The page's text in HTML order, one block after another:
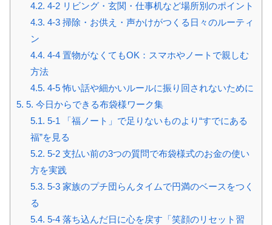
4.2. 4-2 リビング・玄関・仕事机など場所別のポイント
4.3. 4-3 掃除・お供え・声かけがつくる日々のルーティ
ン
4.4. 4-4 置物がなくてもOK：スマホやノートで親しむ
方法
4.5. 4-5 怖い話や細かいルールに振り回されないために
5. 5. 今日からできる布袋様ワーク集
5.1. 5-1 「福ノート」で足りないものより“すでにある
福”を見る
5.2. 5-2 支払い前の3つの質問で布袋様式のお金の使い
方を実践
5.3. 5-3 家族のプチ団らんタイムで円満のベースをつく
る
5.4. 5-4 落ち込んだ日に心を戻す「笑顔のリセット習